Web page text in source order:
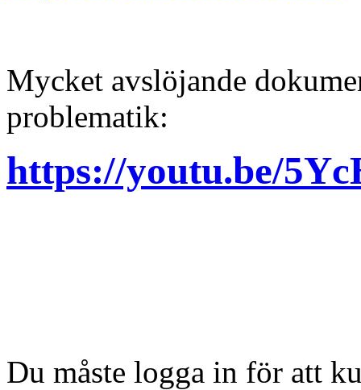
Mycket avslöjande
problematik:
https://youtu.be/
Du måste logga in för att